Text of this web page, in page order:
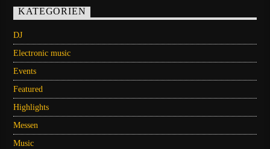
KATEGORIEN
DJ
Electronic music
Events
Featured
Highlights
Messen
Music